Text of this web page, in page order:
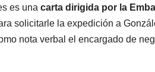
es una carta dirigida por la
solicitarle la expedición a
nota verbal el encargado de